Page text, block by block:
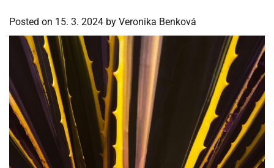
Posted on 15. 3. 2024 by Veronika Benková